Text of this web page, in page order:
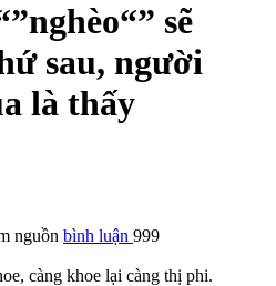
sẽ
sau, người
là thấy
nguồn bình luận 999
càng khoe lại càng thị phi.